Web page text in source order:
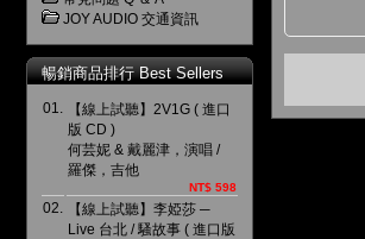
JOY AUDIO 交通資訊
暢銷商品排行 Best Sellers
01.
【線上試聽】2V1G ( 進口
版 CD )
何芸妮 & 戴麗津，演唱 /
羅傑，吉他
NT$ 598
02.
【線上試聽】李婭莎 ─
Live 台北 / 騷故事 ( 進口版